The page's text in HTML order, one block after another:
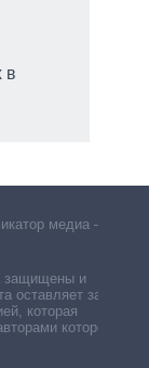
в
медиа –
защищены и
оставляет за
которая
которой